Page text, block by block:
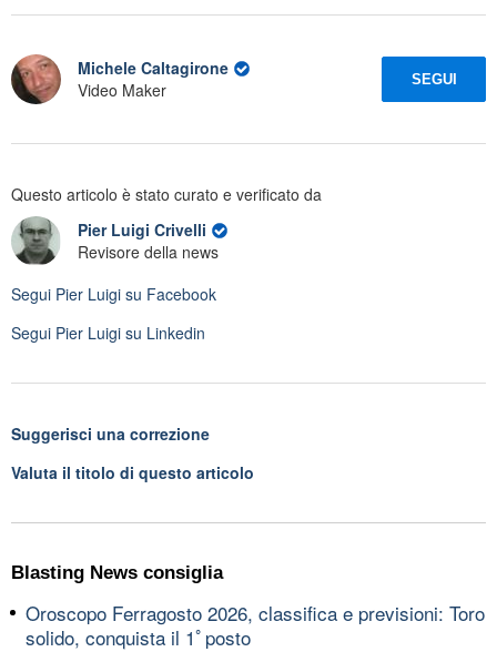
Michele Caltagirone
Video Maker
SEGUI
Questo articolo è stato curato e verificato da
Pier Luigi Crivelli
Revisore della news
Segui Pier Luigi su Facebook
Segui Pier Luigi su Linkedin
Suggerisci una correzione
Valuta il titolo di questo articolo
Blasting News consiglia
Oroscopo Ferragosto 2026, classifica e previsioni: Toro
solido, conquista il 1ﾟposto